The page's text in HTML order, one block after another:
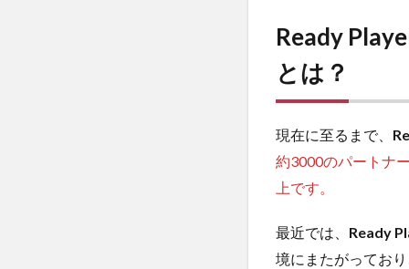
Ready
とは？
現在に至るまで、
約3000のパートナ
上です。
最近では、 Ready
境にまたがってお